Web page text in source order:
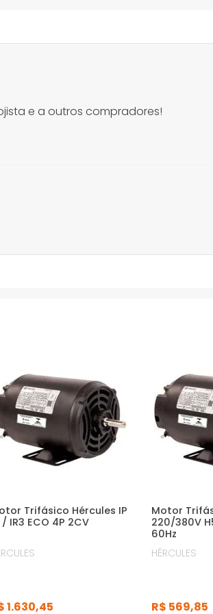
e a outros compradores!
Trifásico Hércules IP
/ IR3 ECO 4P 2CV
1.630,45
Motor
220/380V
60Hz
HÉRCULES
R$ 569,85